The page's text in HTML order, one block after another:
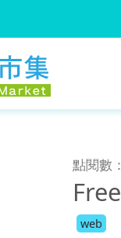
點閱數
web